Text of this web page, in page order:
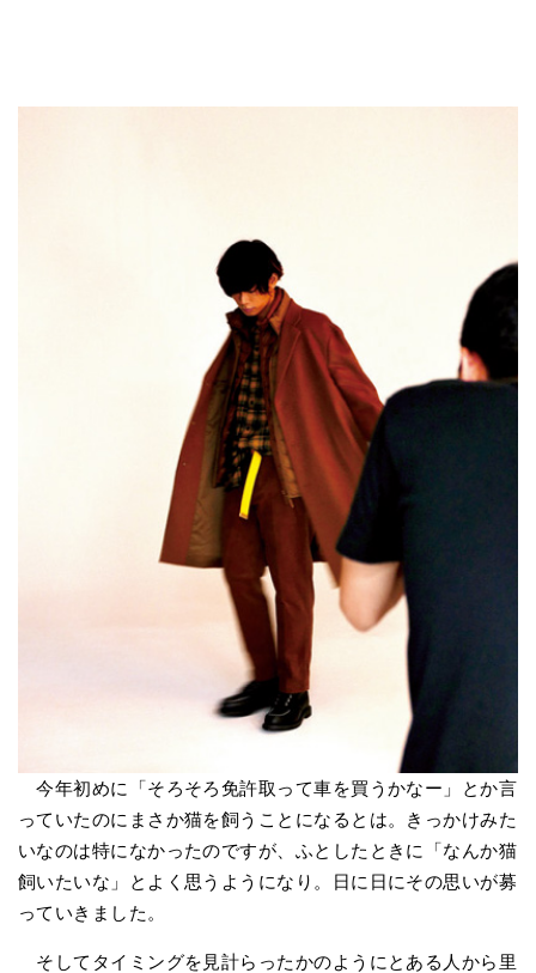
今年初めに「そろそろ免許取って車を買うかなー」とか言
っていたのにまさか猫を飼うことになるとは。きっかけみた
いなのは特になかったのですが、ふとしたときに「なんか猫
飼いたいな」とよく思うようになり。日に日にその思いが募
っていきました。
そしてタイミングを見計らったかのようにとある人から里